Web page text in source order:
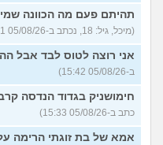
בגדים וזה לא מפריע לבעלי,
מה לעשות?
(דיאנה, בת 42)
מחזור לאחר כמה שעות, זה
בטוח?
(שלומי, בן 21)
נשוי מפנטז על ליידיבויס
(מאטיטיהו, בן 37)
למישהו יש עצה איך לדכא
החשק המיני?
(יפה, בת 43)
תהיתם פעם מה הכוונה
(מיכל, גיל: 18, נכתב ב-05/08/26 15:51)
אני רוצה לטוס לבד אבל
ב-05/08/26 15:42)
חימושניק בגדוד הנדסה קרבית
כתב ב-05/08/26 15:33)
אמא של בת זוגתי הרימה